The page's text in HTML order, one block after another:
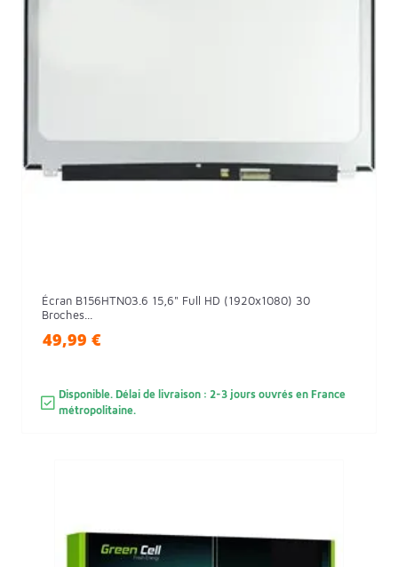
Écran B156HTN03.6 15,6" Full HD (1920x1080) 30
Broches...
49,99 €
Disponible. Délai de livraison : 2-3 jours ouvrés en France
métropolitaine.